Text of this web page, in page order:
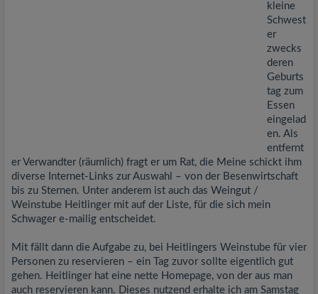
kleine
Schwest
er
zwecks
deren
Geburts
tag zum
Essen
eingelad
en. Als
entfernt
er Verwandter (räumlich) fragt er um Rat, die Meine schickt ihm
diverse Internet-Links zur Auswahl – von der Besenwirtschaft
bis zu Sternen. Unter anderem ist auch das Weingut /
Weinstube Heitlinger mit auf der Liste, für die sich mein
Schwager e-mailig entscheidet.
Mit fällt dann die Aufgabe zu, bei Heitlingers Weinstube für vier
Personen zu reservieren – ein Tag zuvor sollte eigentlich gut
gehen. Heitlinger hat eine nette Homepage, von der aus man
auch reservieren kann. Dieses nutzend erhalte ich am Samstag